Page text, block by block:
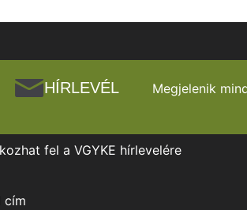
HÍRLEVÉL Megjelenik
fel a VGYKE hírlevelére
cím